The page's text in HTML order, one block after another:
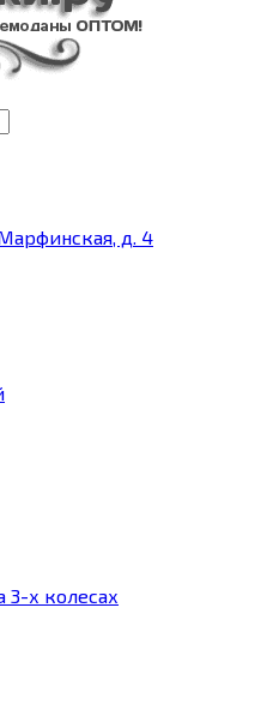
д. 4
3-х колесах